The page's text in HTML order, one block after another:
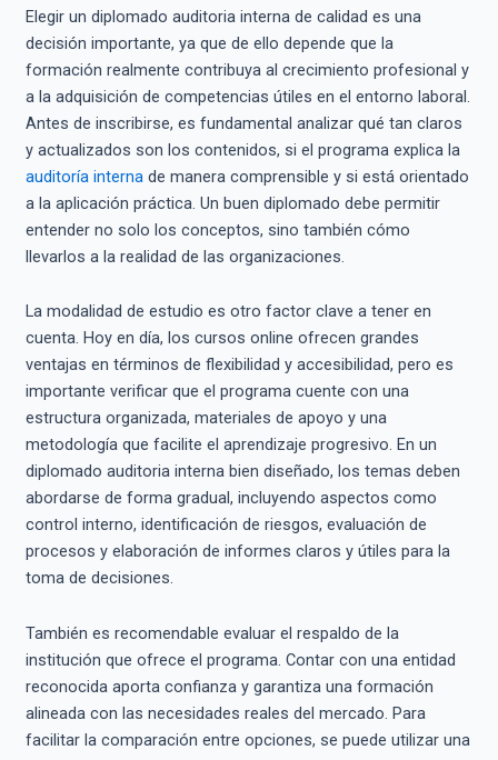
Elegir un diplomado auditoria interna de calidad es una
decisión importante, ya que de ello depende que la
formación realmente contribuya al crecimiento profesional y
a la adquisición de competencias útiles en el entorno laboral.
Antes de inscribirse, es fundamental analizar qué tan claros
y actualizados son los contenidos, si el programa explica la
auditoría interna de manera comprensible y si está orientado
a la aplicación práctica. Un buen diplomado debe permitir
entender no solo los conceptos, sino también cómo
llevarlos a la realidad de las organizaciones.
La modalidad de estudio es otro factor clave a tener en
cuenta. Hoy en día, los cursos online ofrecen grandes
ventajas en términos de flexibilidad y accesibilidad, pero es
importante verificar que el programa cuente con una
estructura organizada, materiales de apoyo y una
metodología que facilite el aprendizaje progresivo. En un
diplomado auditoria interna bien diseñado, los temas deben
abordarse de forma gradual, incluyendo aspectos como
control interno, identificación de riesgos, evaluación de
procesos y elaboración de informes claros y útiles para la
toma de decisiones.
También es recomendable evaluar el respaldo de la
institución que ofrece el programa. Contar con una entidad
reconocida aporta confianza y garantiza una formación
alineada con las necesidades reales del mercado. Para
facilitar la comparación entre opciones, se puede utilizar una